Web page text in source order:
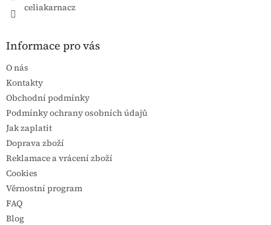
celiakarnacz
Informace pro vás
O nás
Kontakty
Obchodní podmínky
Podmínky ochrany osobních údajů
Jak zaplatit
Doprava zboží
Reklamace a vrácení zboží
Cookies
Věrnostní program
FAQ
Blog